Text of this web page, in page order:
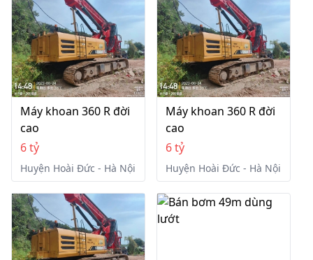
Máy khoan 360 R đời
cao
6 tỷ
Huyện Hoài Đức - Hà Nội
Máy khoan 360 R đời
cao
6 tỷ
Huyện Hoài Đức - Hà Nội